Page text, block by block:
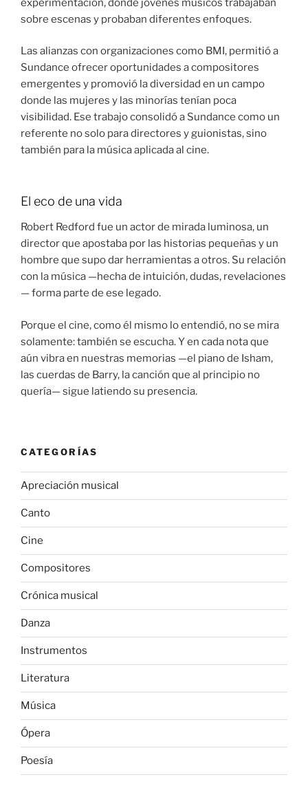
experimentación, donde jóvenes músicos trabajaban
sobre escenas y probaban diferentes enfoques.
Las alianzas con organizaciones como BMI, permitió a
Sundance ofrecer oportunidades a compositores
emergentes y promovió la diversidad en un campo
donde las mujeres y las minorías tenían poca
visibilidad. Ese trabajo consolidó a Sundance como un
referente no solo para directores y guionistas, sino
también para la música aplicada al cine.
El eco de una vida
Robert Redford fue un actor de mirada luminosa, un
director que apostaba por las historias pequeñas y un
hombre que supo dar herramientas a otros. Su relación
con la música —hecha de intuición, dudas, revelaciones
— forma parte de ese legado.
Porque el cine, como él mismo lo entendió, no se mira
solamente: también se escucha. Y en cada nota que
aún vibra en nuestras memorias —el piano de Isham,
las cuerdas de Barry, la canción que al principio no
quería— sigue latiendo su presencia.
CATEGORÍAS
Apreciación musical
Canto
Cine
Compositores
Crónica musical
Danza
Instrumentos
Literatura
Música
Ópera
Poesía